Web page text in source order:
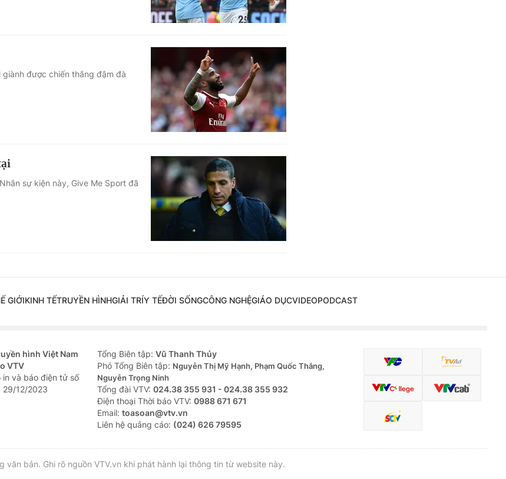
được chiến thắng đậm đà
sự kiện này, Give Me Sport đã
GIỚIKINH TẾTRUYỀN HÌNHGIẢI TRÍY TẾĐỜI SỐNGCÔNG NGHỆGIÁO DỤCVIDEOPODCAST
hình Việt Nam
VTV
và báo điện tử số
29/12/2023
Tổng Biên tập: Vũ Thanh Thủy
Phó Tổng Biên tập: Nguyễn Thị Mỹ Hạnh, Phạm Quốc Thắng,
Nguyễn Trọng Ninh
Tổng đài VTV: 024.38 355 931 - 024.38 355 932
Ðiện thoại Thời báo VTV: 0988 671 671
Email: toasoan@vtv.vn
Liên hệ quảng cáo: (024) 626 79595
bản. Ghi rõ nguồn VTV.vn khi phát hành lại thông tin từ website này.